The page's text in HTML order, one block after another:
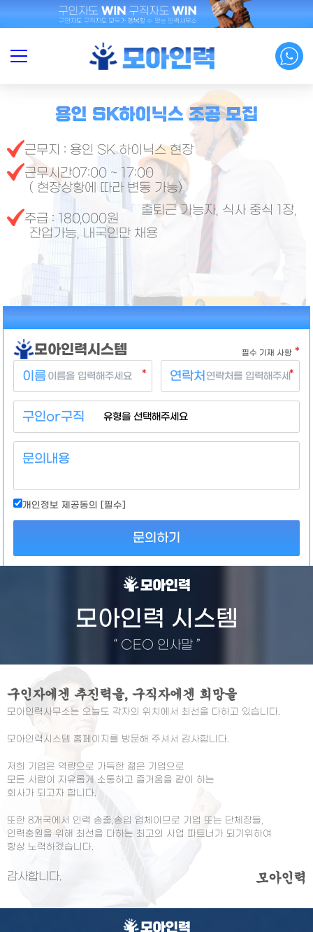
모아인력시스템 필수 기재 사항 *
이름 * 연락처 *
구인or구직
문의내용
개인정보 제공동의 [필수]
문의하기
구인자와 구직자 모두가WIN
010.8095.8423
모아인력 시스템
“ CEO 인사말”
구인자에겐 추진력을, 구직자에겐 희망을
모아인력사무소는 오늘도 각자의 위치에서 최선을 다하고 있습니다.
모아인력시스템 홈페이지를 방문해 주셔서 감사합니다.
저희 기업은 역량으로 가득한 젊은 기업으로
모든 사람이 자유롭게 소통하고 즐거움을 같이 하는
회사가 되고자 합니다.
또한 8개국에서 인력 송출,송입 업체이므로 기업 또는 단체장들,
인력충원을 위해 최선을 다하는 최고의 사업 파트너가 되기위하여
항상 노력하겠습니다.
감사합니다. 모아인력